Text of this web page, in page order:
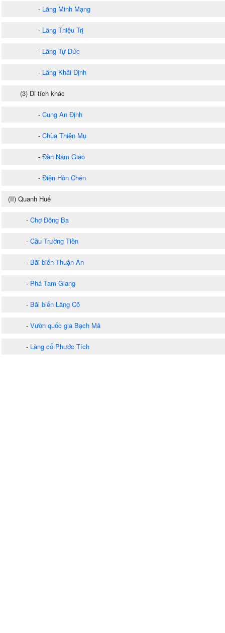
- Lăng Minh Mạng
- Lăng Thiệu Trị
- Lăng Tự Đức
- Lăng Khải Định
(3) Di tích khác
- Cung An Định
- Chùa Thiên Mụ
- Đàn Nam Giao
- Điện Hòn Chén
(II) Quanh Huế
- Chợ Đông Ba
- Cầu Trường Tiền
- Bãi biển Thuận An
- Phá Tam Giang
- Bãi biển Lăng Cô
- Vườn quốc gia Bạch Mã
- Làng cổ Phước Tích